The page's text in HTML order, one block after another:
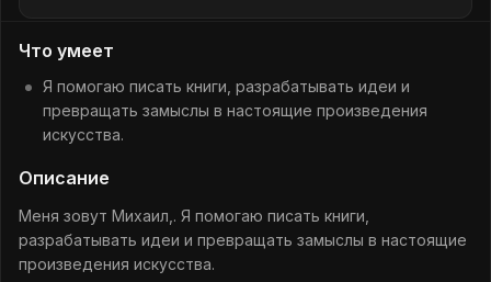
Что умеет
Я помогаю писать книги, разрабатывать идеи и
превращать замыслы в настоящие произведения
искусства.
Описание
Меня зовут Михаил,. Я помогаю писать книги,
разрабатывать идеи и превращать замыслы в настоящие
произведения искусства.